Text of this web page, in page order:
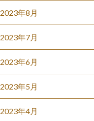
2023年8月
2023年7月
2023年6月
2023年5月
2023年4月